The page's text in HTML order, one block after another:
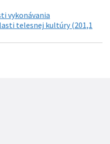
vykonávania
telesnej kultúry (201,1